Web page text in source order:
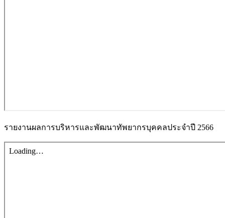
รายงานผลการบริหารและพัฒนาทัพยากรบุคคลประจำปี 2566